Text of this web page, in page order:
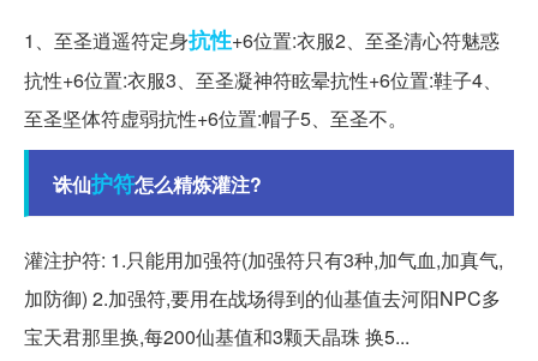
1、至圣逍遥符定身抗性+6位置:衣服2、至圣清心符魅惑
抗性+6位置:衣服3、至圣凝神符眩晕抗性+6位置:鞋子4、
至圣坚体符虚弱抗性+6位置:帽子5、至圣不。
诛仙护符怎么精炼灌注?
灌注护符: 1.只能用加强符(加强符只有3种,加气血,加真气,
加防御) 2.加强符,要用在战场得到的仙基值去河阳NPC多
宝天君那里换,每200仙基值和3颗天晶珠 换5...